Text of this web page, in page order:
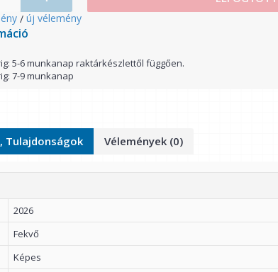
/ új vélemény
5-6 munkanap raktárkészlettől függően.
7-9 munkanap
Tulajdonságok Vélemények (0)
2026
Fekvő
Képes